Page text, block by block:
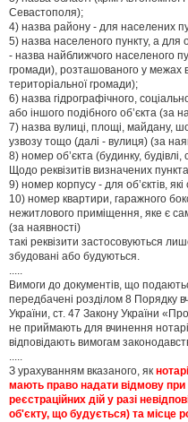
Севастополя);
4) назва району - для населених
5) назва населеного пункту, а для
- назва найближчого населеного
громади), розташованого у межах
територіальної громади);
6) назва гідрографічного,
або іншого подібного об’єкта (за
7) назва вулиці, площі, майдану,
узвозу тощо (далі - вулиця) (за
8) номер об’єкта (будинку, будівлі,
Щодо реквізитів визначених
9) номер корпусу - для об’єктів,
10) номер квартири, гаражного
нежитлового приміщення, яке є
(за наявності)
такі реквізити застосовуються
збудовані або будуються.
.....
Вимоги до документів, що
передбачені розділом 8 Порядку
України, ст. 47 Закону України
не приймають для вчинення
відповідають вимогам
.....
З урахуванням вказаного, як
мають право надати відмову при
реєстраційних дій у разі
об'єкту, що будується) та місце